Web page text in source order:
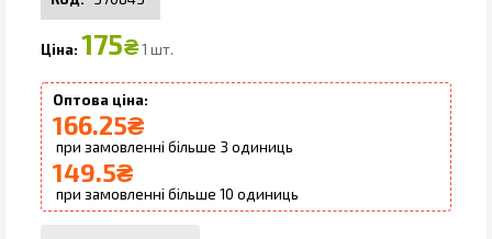
175₴ 1 шт.
166.25₴
3
149.5₴
10